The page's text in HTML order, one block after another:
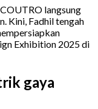
langsung
Kini, Fadhil tengah
Exhibition 2025 di
gaya